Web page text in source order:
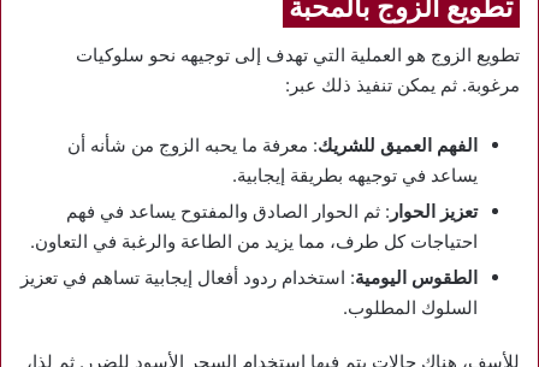
تطويع الزوج بالمحبة
تطويع الزوج هو العملية التي تهدف إلى توجيهه نحو سلوكيات
مرغوبة. ثم يمكن تنفيذ ذلك عبر:
الفهم العميق للشريك: معرفة ما يحبه الزوج من شأنه أن
يساعد في توجيهه بطريقة إيجابية.
تعزيز الحوار : ثم الحوار الصادق والمفتوح يساعد في فهم
احتياجات كل طرف، مما يزيد من الطاعة والرغبة في التعاون.
الطقوس اليومية: استخدام ردود أفعال إيجابية تساهم في تعزيز
السلوك المطلوب.
للأسف، هناك حالات يتم فيها استخدام السحر الأسود للضرر. ثم لذا،